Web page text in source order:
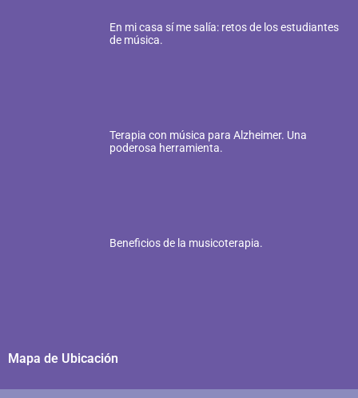
En mi casa sí me salía: retos de los estudiantes
de música.
Terapia con música para Alzheimer. Una
poderosa herramienta.
Beneficios de la musicoterapia.
Mapa de Ubicación